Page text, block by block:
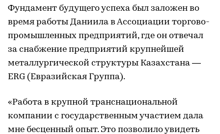
Фундамент будущего успеха был заложен во
время работы Даниила в Ассоциации торгово-
промышленных предприятий, где он отвечал
за снабжение предприятий крупнейшей
металлургической структуры Казахстана —
ERG (Евразийская Группа).
«Работа в крупной транснациональной
компании с государственным участием дала
мне бесценный опыт. Это позволило увидеть